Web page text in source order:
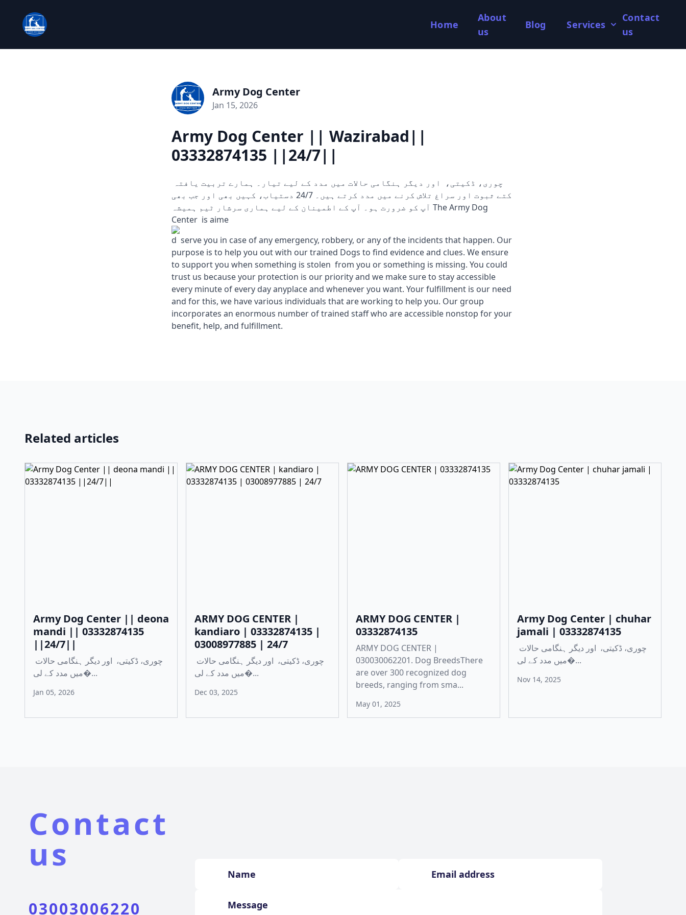
Home
About
us
Blog Services
Contact
us
Army Dog Center
Jan 15, 2026
Army Dog Center || Wazirabad||
03332874135 ||24/7||
کتے ثبوت اور سراغ تلاش کرنے میں مدد کرتے ہیں۔ 24/7 دستیاب، کہیں بھی اور جب بھی
آپ کو ضرورت ہو۔ آپ کے اطمینان کے لیے ہماری سرشار ٹیم ہمیشہ The Army Dog
Center is aime
d serve you in case of any emergency, robbery, or any of the incidents that happen. Our
purpose is to help you out with our trained Dogs to find evidence and clues. We ensure
to support you when something is stolen from you or something is missing. You could
trust us because your protection is our priority and we make sure to stay accessible
every minute of every day anyplace and whenever you want. Your fulfillment is our need
and for this, we have various individuals that are working to help you. Our group
incorporates an enormous number of trained staff who are accessible nonstop for your
benefit, help, and fulfillment.
Related articles
Army Dog Center || deona
mandi || 03332874135
||24/7||
میں مدد کے لی�...
Jan 05, 2026
ARMY DOG CENTER |
kandiaro | 03332874135 |
03008977885 | 24/7
میں مدد کے لی�...
Dec 03, 2025
ARMY DOG CENTER |
03332874135
ARMY DOG CENTER |
030030062201. Dog BreedsThere
are over 300 recognized dog
breeds, ranging from sma...
May 01, 2025
Army Dog Center | chuhar
jamali | 03332874135
میں مدد کے لی�...
Nov 14, 2025
Contact
us
03003006220